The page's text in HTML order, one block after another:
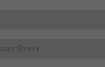
Service